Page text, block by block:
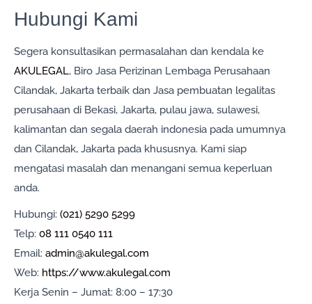
Hubungi Kami
Segera konsultasikan permasalahan dan kendala ke
AKULEGAL, Biro Jasa Perizinan Lembaga Perusahaan
Cilandak, Jakarta terbaik dan Jasa pembuatan legalitas
perusahaan di Bekasi, Jakarta, pulau jawa, sulawesi,
kalimantan dan segala daerah indonesia pada umumnya
dan Cilandak, Jakarta pada khususnya. Kami siap
mengatasi masalah dan menangani semua keperluan
anda.
Hubungi: (021) 5290 5299
Telp: 08 111 0540 111
Email: admin@akulegal.com
Web: https://www.akulegal.com
Kerja Senin – Jumat: 8:00 – 17:30